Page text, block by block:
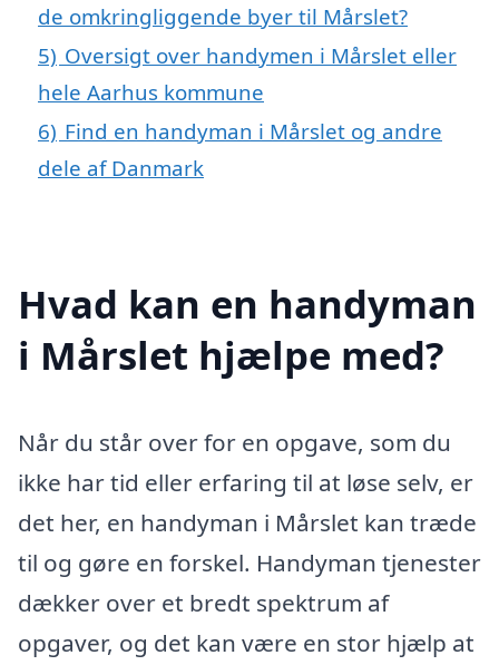
de omkringliggende byer til Mårslet?
5) Oversigt over handymen i Mårslet eller
hele Aarhus kommune
6) Find en handyman i Mårslet og andre
dele af Danmark
Hvad kan en handyman
i Mårslet hjælpe med?
Når du står over for en opgave, som du
ikke har tid eller erfaring til at løse selv, er
det her, en handyman i Mårslet kan træde
til og gøre en forskel. Handyman tjenester
dækker over et bredt spektrum af
opgaver, og det kan være en stor hjælp at